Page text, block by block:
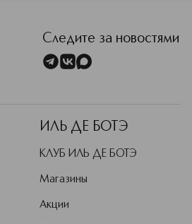
Следите за новостями
ИЛЬ ДЕ БОТЭ
КЛУБ ИЛЬ ДЕ БОТЭ
Магазины
Акции